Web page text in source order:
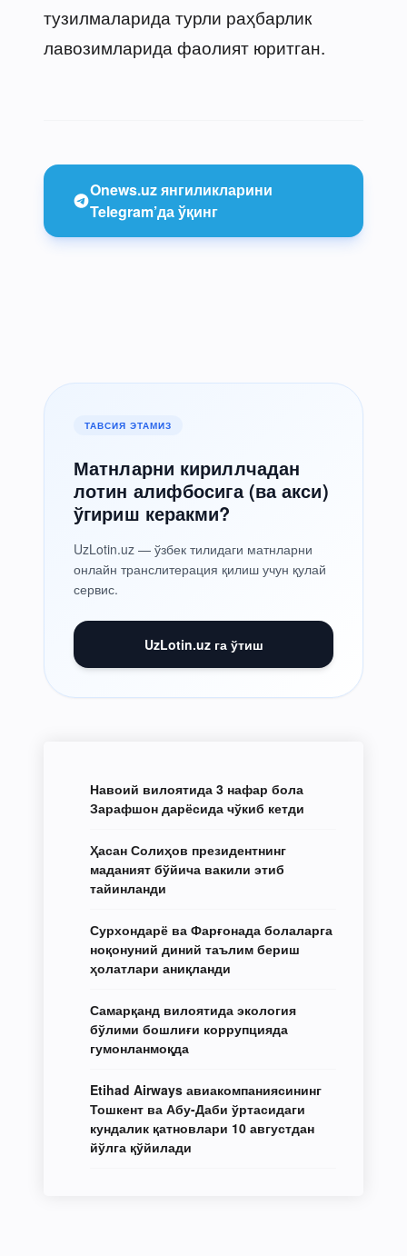
тузилмаларида турли раҳбарлик
лавозимларида фаолият юритган.
Onews.uz янгиликларини
Telegram’да ўқинг
ТАВСИЯ ЭТАМИЗ
Матнларни кириллчадан
лотин алифбосига (ва акси)
ўгириш керакми?
UzLotin.uz — ўзбек тилидаги матнларни
онлайн транслитерация қилиш учун қулай
сервис.
UzLotin.uz га ўтиш
Навоий вилоятида 3 нафар бола
Зарафшон дарёсида чўкиб кетди
Ҳасан Солиҳов президентнинг
маданият бўйича вакили этиб
тайинланди
Сурхондарё ва Фарғонада болаларга
ноқонуний диний таълим бериш
ҳолатлари аниқланди
Самарқанд вилоятида экология
бўлими бошлиғи коррупцияда
гумонланмоқда
Etihad Airways авиакомпаниясининг
Тошкент ва Абу-Даби ўртасидаги
кундалик қатновлари 10 августдан
йўлга қўйилади